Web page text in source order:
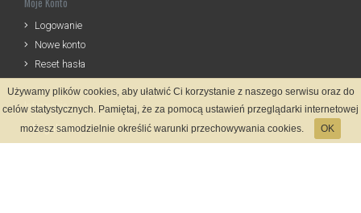
Logowanie
Nowe konto
Reset hasła
Informacje
Regulamin
Używamy plików cookies, aby ułatwić Ci korzystanie z naszego serwisu oraz do
celów statystycznych. Pamiętaj, że za pomocą ustawień przeglądarki internetowej
możesz samodzielnie określić warunki przechowywania cookies.
OK